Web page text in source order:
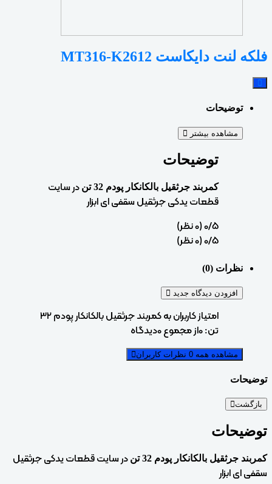
فلکه لنت دایکاست MT316-K2612
توضیحات
مشاهده بیشتر
توضیحات
کمربند جرثقیل بالکانکار پودم 32 تن
در سایت
قطعات یدکی جرثقیل سقفی ای ابزار
‫0/5‫(0 نظر)
‫0/5‫(0 نظر)
نظرات (0)
افزودن دیدگاه جدید
امتیاز کاربران به کمربند جرثقیل بالکانکار پودم 32
تن:0از مجموع0دیدگاه
مشاهده همه 0 نظرات کاربران
توضیحات
بازگشت
توضیحات
کمربند جرثقیل بالکانکار پودم 32 تن
در سایت قطعات یدکی جرثقیل
سقفی ای ابزار